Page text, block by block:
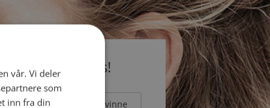
medlem gratis!
Mann Kvinne
vår. Vi deler
som
inn fra din